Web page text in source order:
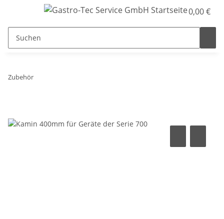
0,00 €
Zubehör